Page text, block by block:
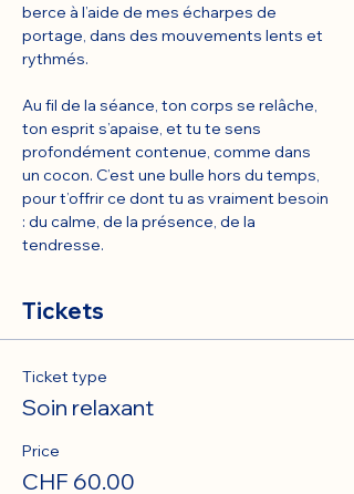
berce à l’aide de mes écharpes de
portage, dans des mouvements lents et
rythmés.
Au fil de la séance, ton corps se relâche,
ton esprit s’apaise, et tu te sens
profondément contenue, comme dans
un cocon. C’est une bulle hors du temps,
pour t’offrir ce dont tu as vraiment besoin
: du calme, de la présence, de la
tendresse.
Tickets
Ticket type
Soin relaxant
Price
CHF 60.00